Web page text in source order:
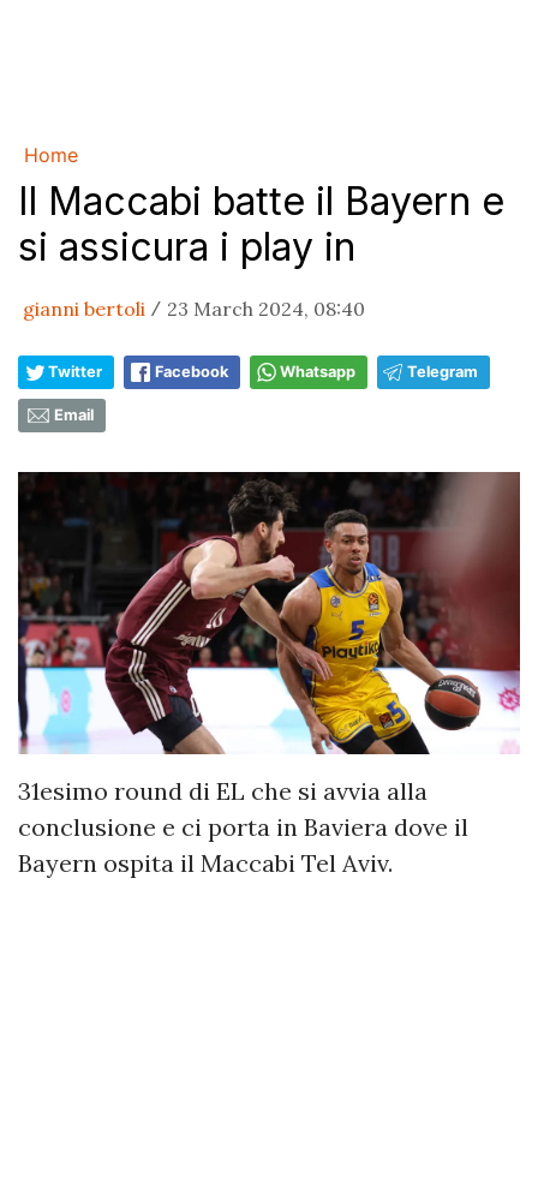
Home
Il Maccabi batte il Bayern e
si assicura i play in
gianni bertoli / 23 March 2024, 08:40
Twitter Facebook Whatsapp Telegram
Email
31esimo round di EL che si avvia alla
conclusione e ci porta in Baviera dove il
Bayern ospita il Maccabi Tel Aviv.